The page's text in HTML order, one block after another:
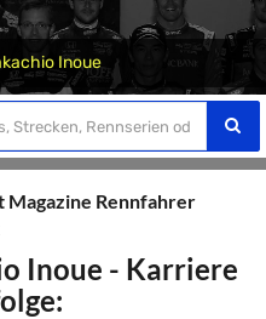
Inoue
Magazine Rennfahrer
Inoue - Karriere